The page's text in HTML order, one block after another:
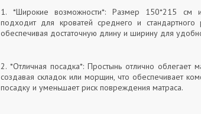
1. *Широкие возможности*: Размер 150*215 см
подходит для кроватей среднего и стандартного
обеспечивая достаточную длину и ширину для
2. *Отличная посадка*: Простынь отлично облегает
создавая складок или морщин, что обеспечивает
посадку и уменьшает риск повреждения матраса.